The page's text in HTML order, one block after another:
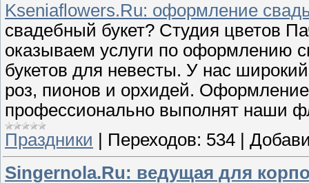
Kseniaflowers.Ru: оформление
свадебный букет? Студия цветов
оказываем услуги по оформлению
букетов для невесты. У нас
роз, пионов и орхидей. Оформление
профессионально выполнят наши
Праздники
Переходов: 534
Singernola.Ru: ведущая для